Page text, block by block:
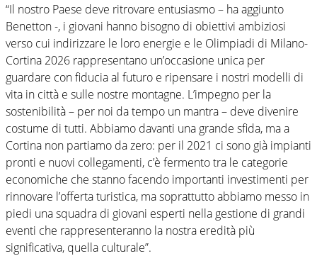
“Il nostro Paese deve ritrovare entusiasmo – ha aggiunto
Benetton -, i giovani hanno bisogno di obiettivi ambiziosi
verso cui indirizzare le loro energie e le Olimpiadi di Milano-
Cortina 2026 rappresentano un’occasione unica per
guardare con fiducia al futuro e ripensare i nostri modelli di
vita in città e sulle nostre montagne. L’impegno per la
sostenibilità – per noi da tempo un mantra – deve divenire
costume di tutti. Abbiamo davanti una grande sfida, ma a
Cortina non partiamo da zero: per il 2021 ci sono già impianti
pronti e nuovi collegamenti, c’è fermento tra le categorie
economiche che stanno facendo importanti investimenti per
rinnovare l’offerta turistica, ma soprattutto abbiamo messo in
piedi una squadra di giovani esperti nella gestione di grandi
eventi che rappresenteranno la nostra eredità più
significativa, quella culturale”.